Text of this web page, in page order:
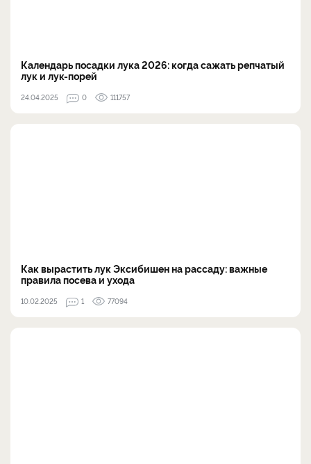
Календарь посадки лука 2026: когда сажать репчатый
лук и лук-порей
24.04.2025 0 111757
Как вырастить лук Эксибишен на рассаду: важные
правила посева и ухода
10.02.2025 1 77094